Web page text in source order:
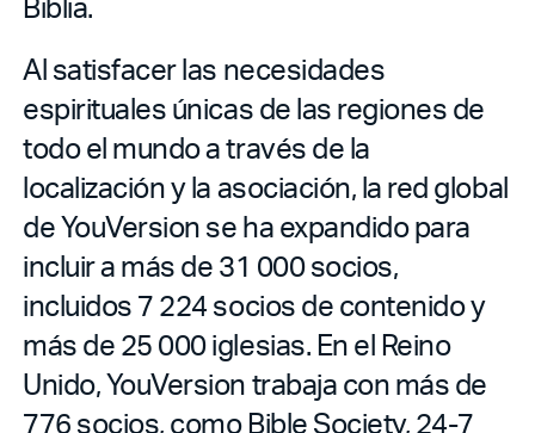
Al satisfacer las necesidades
espirituales únicas de las regiones de
todo el mundo a través de la
localización y la asociación, la red global
de YouVersion se ha expandido para
incluir a más de 31 000 socios,
incluidos 7 224 socios de contenido y
más de 25 000 iglesias. En el Reino
Unido, YouVersion trabaja con más de
776 socios, como Bible Society, 24-7